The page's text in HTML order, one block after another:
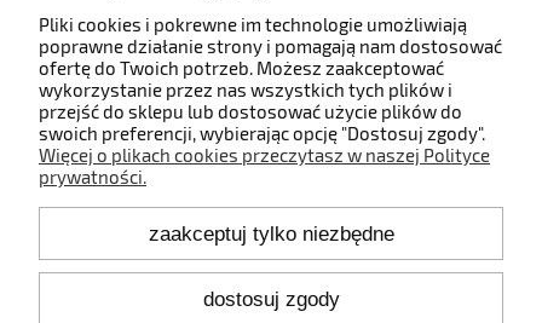
O nas
Kontakt
+48 660 808 853
Pon.-Pt. 9:00-17:00
shop@idealbodylight.com.pl
Pliki cookies i pokrewne im technologie umożliwiają
poprawne działanie strony i pomagają nam dostosować
ofertę do Twoich potrzeb. Możesz zaakceptować
wykorzystanie przez nas wszystkich tych plików i
przejść do sklepu lub dostosować użycie plików do
swoich preferencji, wybierając opcję "Dostosuj zgody".
Więcej o plikach cookies przeczytasz w naszej Polityce
prywatności.
zaakceptuj tylko niezbędne
dostosuj zgody